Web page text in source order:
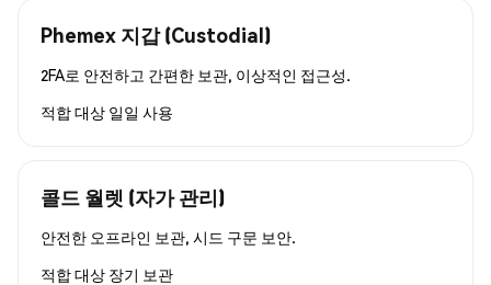
Phemex 지갑 (Custodial)
2FA로 안전하고 간편한 보관, 이상적인 접근성.
적합 대상 일일 사용
콜드 월렛 (자가 관리)
안전한 오프라인 보관, 시드 구문 보안.
적합 대상 장기 보관